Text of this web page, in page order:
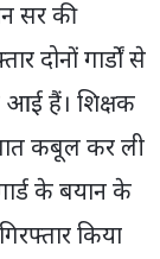
सर की
दोनों गार्डों से
आई हैं। शिक्षक
बात कबूल कर ली
के बयान के
किया